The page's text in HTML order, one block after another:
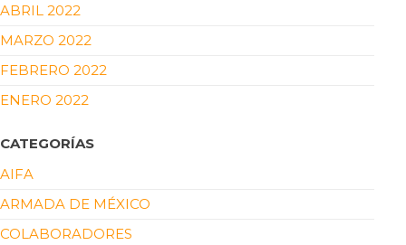
ABRIL 2022
MARZO 2022
FEBRERO 2022
ENERO 2022
CATEGORÍAS
AIFA
ARMADA DE MÉXICO
COLABORADORES